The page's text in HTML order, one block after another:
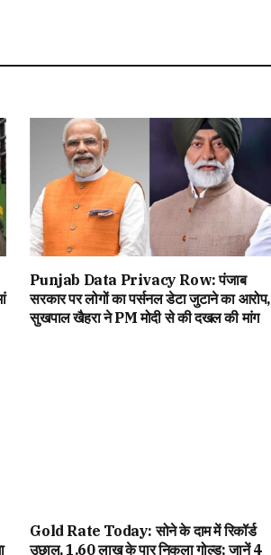
Punjab Data Privacy Row: पंजाब
सरकार पर लोगों का पर्सनल डेटा जुटाने का आरोप,
सुखपाल खैहरा ने PM मोदी से की दखल की मांग
Gold Rate Today: सोने के दाम में रिकॉर्ड
उछाल, ₹1.60 लाख के पार निकला गोल्ड; जानें 4